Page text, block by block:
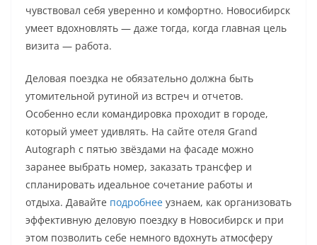
чувствовал себя уверенно и комфортно. Новосибирск
умеет вдохновлять — даже тогда, когда главная цель
визита — работа.
Деловая поездка не обязательно должна быть
утомительной рутиной из встреч и отчетов.
Особенно если командировка проходит в городе,
который умеет удивлять. На сайте отеля Grand
Autograph с пятью звёздами на фасаде можно
заранее выбрать номер, заказать трансфер и
спланировать идеальное сочетание работы и
отдыха. Давайте подробнее узнаем, как организовать
эффективную деловую поездку в Новосибирск и при
этом позволить себе немного вдохнуть атмосферу